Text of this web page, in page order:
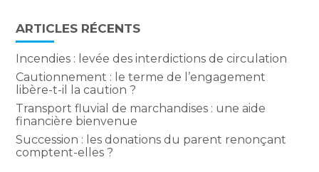
ARTICLES RÉCENTS
Incendies : levée des interdictions de circulation
Cautionnement : le terme de l’engagement
libère-t-il la caution ?
Transport fluvial de marchandises : une aide
financière bienvenue
Succession : les donations du parent renonçant
comptent-elles ?